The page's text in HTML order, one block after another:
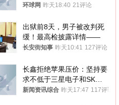
烈不满、坚决反对，已向日
环球网 昨天18:40 21评论
出狱前8天，男子被改判死
缓！最高检披露详情——
长安街知事 昨天10:41 127评论
长鑫拒绝苹果压价：坚持要
求不低于三星电子和SK海
力士
新闻资讯综合 昨天17:47 117评论